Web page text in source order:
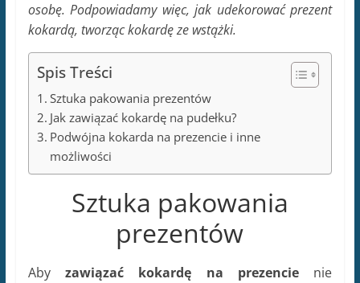
osobę. Podpowiadamy więc, jak udekorować prezent
kokardą, tworząc kokardę ze wstążki.
Spis Treści
Sztuka pakowania prezentów
Jak zawiązać kokardę na pudełku?
Podwójna kokarda na prezencie i inne
możliwości
Sztuka pakowania
prezentów
Abyzawiązać kokardę na prezencienie